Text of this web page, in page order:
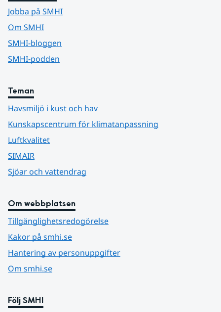
Jobba på SMHI
Om SMHI
SMHI-bloggen
SMHI-podden
Teman
Havsmiljö i kust och hav
Kunskapscentrum för klimatanpassning
Luftkvalitet
SIMAIR
Sjöar och vattendrag
Om webbplatsen
Tillgänglighetsredogörelse
Kakor på smhi.se
Hantering av personuppgifter
Om smhi.se
Följ SMHI